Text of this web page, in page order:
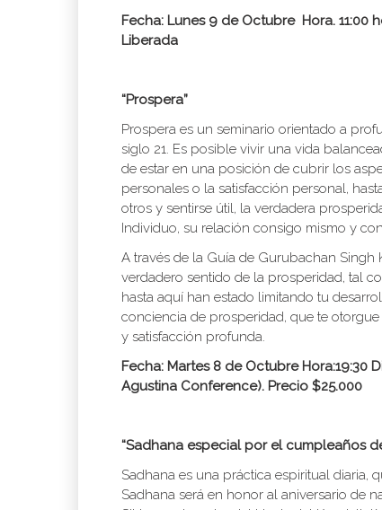
Fecha: Lunes 9 de Octubre Hora. 11:00
Liberada
“Prospera”
Prospera es un seminario orientado a
siglo 21. Es posible vivir una vida
de estar en una posición de cubrir los
personales o la satisfacción personal,
otros y sentirse útil, la verdadera
Individuo, su relación consigo mismo y
A través de la Guía de Gurubachan
verdadero sentido de la prosperidad, tal
hasta aquí han estado limitando tu
conciencia de prosperidad, que te
y satisfacción profunda.
Fecha: Martes 8 de Octubre Hora:19:30
Agustina Conference). Precio $25.000
“Sadhana especial por el cumpleaños
Sadhana es una práctica espiritual diaria,
Sadhana será en honor al aniversario de